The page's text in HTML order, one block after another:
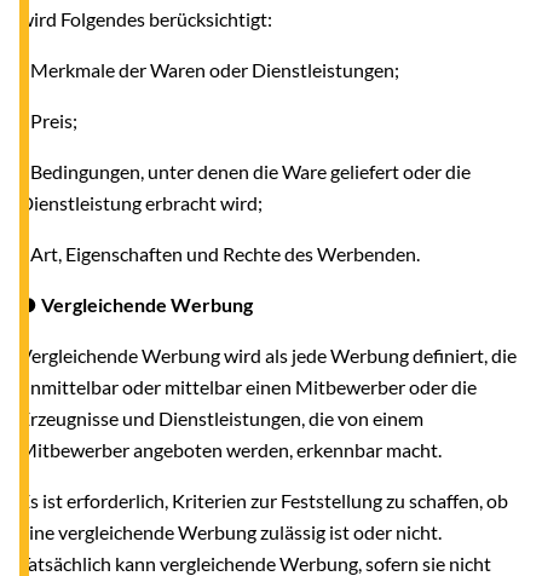
wird Folgendes berücksichtigt:
- Merkmale der Waren oder Dienstleistungen;
- Preis;
- Bedingungen, unter denen die Ware geliefert oder die
Dienstleistung erbracht wird;
- Art, Eigenschaften und Rechte des Werbenden.
● Vergleichende Werbung
Vergleichende Werbung wird als jede Werbung definiert, die
unmittelbar oder mittelbar einen Mitbewerber oder die
Erzeugnisse und Dienstleistungen, die von einem
Mitbewerber angeboten werden, erkennbar macht.
Es ist erforderlich, Kriterien zur Feststellung zu schaffen, ob
eine vergleichende Werbung zulässig ist oder nicht.
Tatsächlich kann vergleichende Werbung, sofern sie nicht